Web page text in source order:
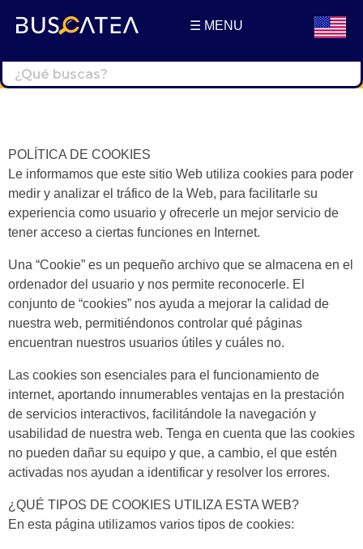
☰ MENU
POLÍTICA DE COOKIES
Le informamos que este sitio Web utiliza cookies para poder
medir y analizar el tráfico de la Web, para facilitarle su
experiencia como usuario y ofrecerle un mejor servicio de
tener acceso a ciertas funciones en Internet.
Una “Cookie” es un pequeño archivo que se almacena en el
ordenador del usuario y nos permite reconocerle. El
conjunto de “cookies” nos ayuda a mejorar la calidad de
nuestra web, permitiéndonos controlar qué páginas
encuentran nuestros usuarios útiles y cuáles no.
Las cookies son esenciales para el funcionamiento de
internet, aportando innumerables ventajas en la prestación
de servicios interactivos, facilitándole la navegación y
usabilidad de nuestra web. Tenga en cuenta que las cookies
no pueden dañar su equipo y que, a cambio, el que estén
activadas nos ayudan a identificar y resolver los errores.
¿QUÉ TIPOS DE COOKIES UTILIZA ESTA WEB?
En esta página utilizamos varios tipos de cookies: